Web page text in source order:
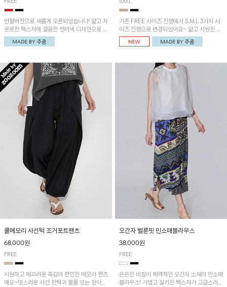
FREE
반팔버전으로 새롭게 오픈되었습니다! 얇고 차
르르한 텍스처에 깔끔한 헨리넥 디자인으로 제
작된 블라우스예요~볼륨감있는 소매 셔링과
세련된 나염패턴으로 유니크한 매력 UP!
S,M,L
기존 FREE 사이즈 진행에서 S,M,L 3가지 사
이즈 진행으로 변경되었어요~ 얇고 시원한 원
단으로 제작된 와이드팬츠! 베이직한 디자인으
로 코디 활용도가 높은 아이템이에요~
쿨메모리 사선턱 조거포트팬츠
68,000원
FREE
시원하고 매끄러운 촉감의 편안한 메모리 팬츠
예요~멋스러운 사선 핀턱과 볼륨 있는 항아리
오간자 벌룬핏 민소매블라우스
38,000원
FREE
은은한 비침이 매력적인 오간자 소재의 민소매
블라우스! 가볍고 실키한 텍스처가 고급스러운